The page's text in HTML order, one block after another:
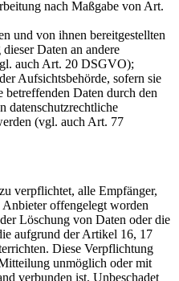
nach Maßgabe von Art.
und von ihnen bereitgestellten
Daten an andere
auch Art. 20 DSGVO);
Aufsichtsbehörde, sofern sie
betreffenden Daten durch den
datenschutzrechtliche
(vgl. auch Art. 77
verpflichtet, alle Empfänger,
offengelegt worden
Löschung von Daten oder die
aufgrund der Artikel 16, 17
Diese Verpflichtung
unmöglich oder mit
verbunden ist. Unbeschadet